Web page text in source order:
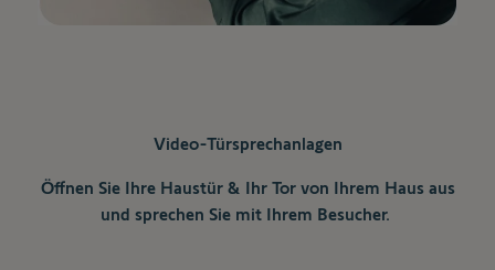
Video-Türsprechanlagen
Öffnen Sie Ihre Haustür & Ihr Tor von Ihrem Haus aus
und sprechen Sie mit Ihrem Besucher.